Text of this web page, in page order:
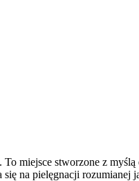
miejsce stworzone z
się na pielęgnacji